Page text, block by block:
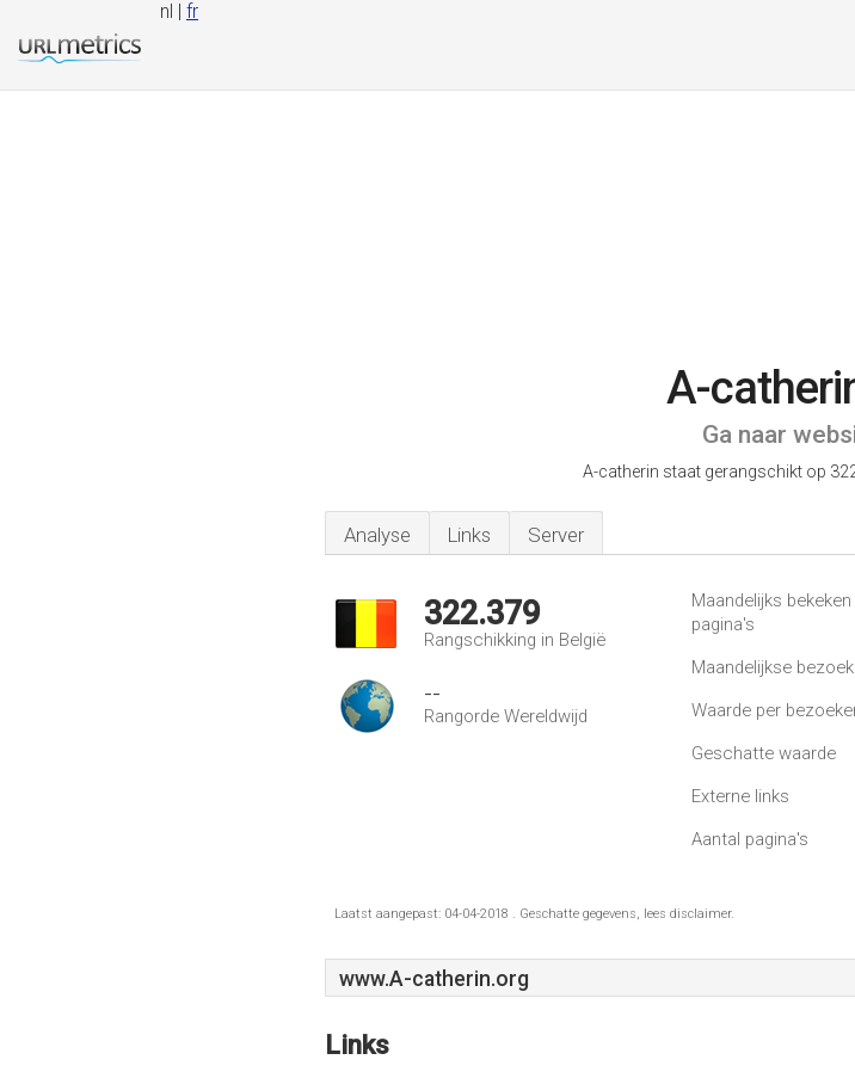
nl | fr
A-
Ga naar
A-catherin staat gerangschikt op
Analyse Links Server
322.379
Rangschikking in België
--
Rangorde Wereldwijd
Maandelijks bekeken
pagina's
Maandelijkse
Waarde per
Geschatte waarde
Externe links
Aantal pagina's
Laatst aangepast: 04-04-2018 . Geschatte gegevens, lees disclaimer.
www.A-catherin.org
Links